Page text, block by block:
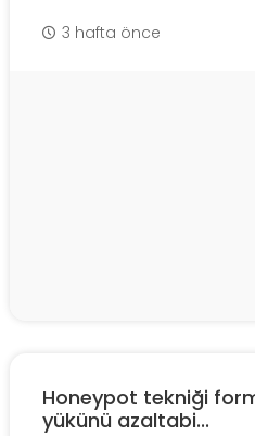
3 hafta önce
Honeypot tekniği
yükünü azaltabi...